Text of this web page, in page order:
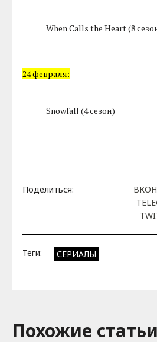
When Calls the Heart (8
24 февраля:
Snowfall (4 сезон)
Поделиться:
Теги: СЕРИАЛЫ
Похожие